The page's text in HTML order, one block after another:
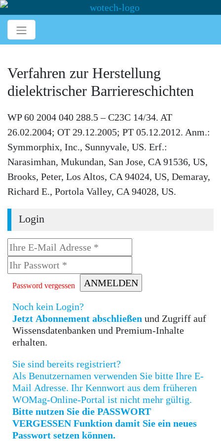
Verfahren zur Herstellung
dielektrischer Barriereschichten
WP 60 2004 040 288.5 – C23C 14/34. AT
26.02.2004; OT 29.12.2005; PT 05.12.2012. Anm.:
Symmorphix, Inc., Sunnyvale, US. Erf.:
Narasimhan, Mukundan, San Jose, CA 91536, US,
Brooks, Peter, Los Altos, CA 94024, US, Demaray,
Richard E., Portola Valley, CA 94028, US.
Login
Password vergessen
Noch kein Login?
Jetzt Abonnement abschließen
Wissensdatenbanken und Premium-Inhalte
erhalten.
Sie sind bereits registriert?
Als Benutzernamen verwenden Sie bitte Ihre E-
Mail Adresse. Ihr Kennwort aus dem früheren
WOMag-Online-Portal ist nicht mehr gültig.
Bitte nutzen Sie die PASSWORT
VERGESSEN Funktion damit Sie ein neues
Passwort setzen können.